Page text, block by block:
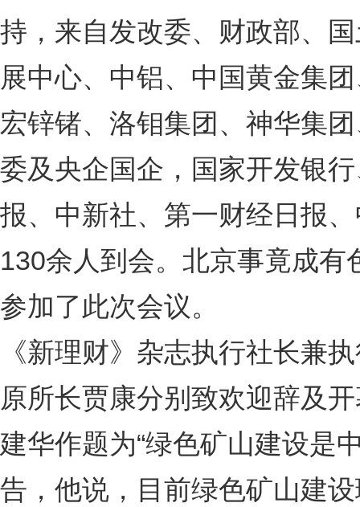
持，来自发改委、财政部、
展中心、中铝、中国黄金集
宏锌锗、洛钼集团、神华集
委及央企国企，国家开发银
报、中新社、第一财经日报
130余人到会。北京事竟成
参加了此次会议。
《新理财》杂志执行社长兼
原所长贾康分别致欢迎辞及
建华作题为“绿色矿山建设是
告，他说，目前绿色矿山建